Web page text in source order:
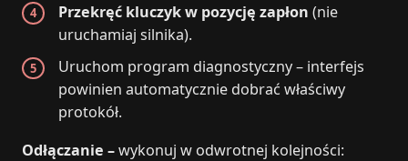
Przekręć kluczyk w pozycję zapłon (nie
uruchamiaj silnika).
Uruchom program diagnostyczny – interfejs
powinien automatycznie dobrać właściwy
protokół.
Odłączanie –wykonuj w odwrotnej kolejności: